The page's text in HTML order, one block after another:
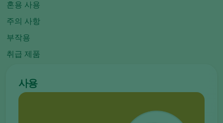
혼용 사용
주의 사항
부작용
취급 제품
사용